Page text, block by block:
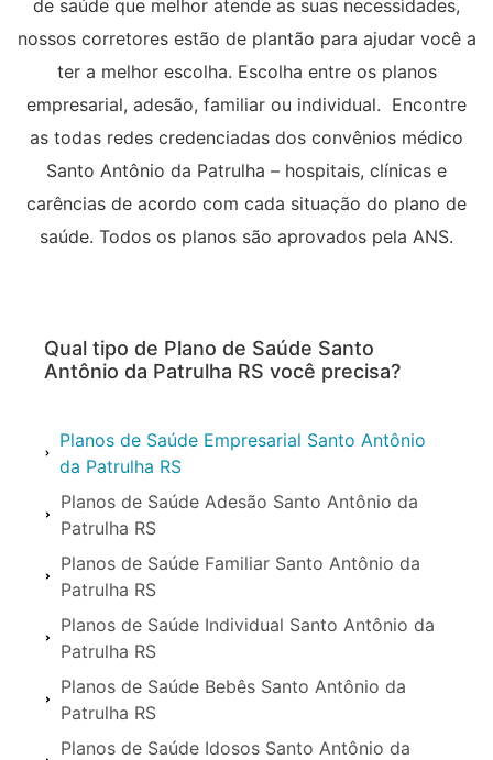
de saúde que melhor atende as suas necessidades,
nossos corretores estão de plantão para ajudar você a
ter a melhor escolha. Escolha entre os planos
empresarial, adesão, familiar ou individual. Encontre
as todas redes credenciadas dos convênios médico
Santo Antônio da Patrulha – hospitais, clínicas e
carências de acordo com cada situação do plano de
saúde. Todos os planos são aprovados pela ANS.
Qual tipo de Plano de Saúde Santo
Antônio da Patrulha RS você precisa?
Planos de Saúde Empresarial Santo Antônio
da Patrulha RS
Planos de Saúde Adesão Santo Antônio da
Patrulha RS
Planos de Saúde Familiar Santo Antônio da
Patrulha RS
Planos de Saúde Individual Santo Antônio da
Patrulha RS
Planos de Saúde Bebês Santo Antônio da
Patrulha RS
Planos de Saúde Idosos Santo Antônio da